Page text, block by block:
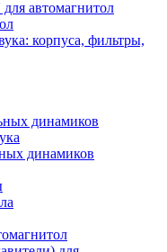
автомагнитол
корпуса, фильтры,
динамиков
динамиков